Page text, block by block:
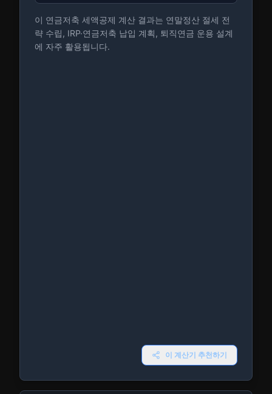
이 연금저축 세액공제 계산 결과는 연말정산 절세 전
략 수립, IRP·연금저축 납입 계획, 퇴직연금 운용 설계
에 자주 활용됩니다.
이 계산기 추천하기